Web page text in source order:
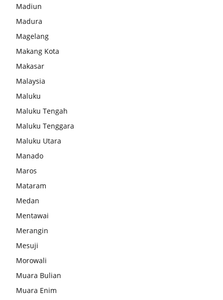
Madiun
Madura
Magelang
Makang Kota
Makasar
Malaysia
Maluku
Maluku Tengah
Maluku Tenggara
Maluku Utara
Manado
Maros
Mataram
Medan
Mentawai
Merangin
Mesuji
Morowali
Muara Bulian
Muara Enim